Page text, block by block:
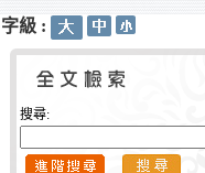
字級 :
搜尋: